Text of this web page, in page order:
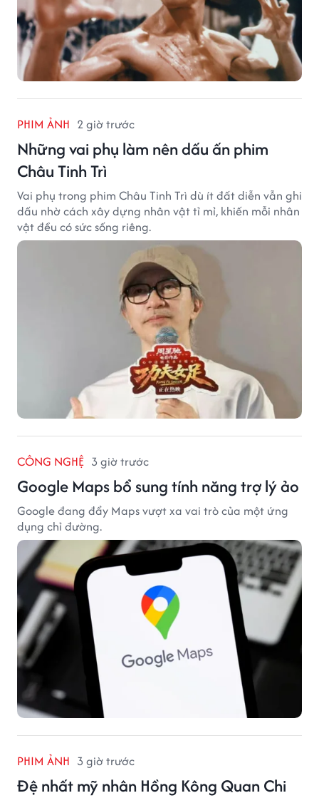
PHIM ẢNH 2 giờ trước
Những vai phụ làm nên dấu ấn phim
Châu Tinh Trì
Vai phụ trong phim Châu Tinh Trì dù ít đất diễn vẫn ghi
dấu nhờ cách xây dựng nhân vật tỉ mỉ, khiến mỗi nhân
vật đều có sức sống riêng.
CÔNG NGHỆ 3 giờ trước
Google Maps bổ sung tính năng trợ lý ảo
Google đang đẩy Maps vượt xa vai trò của một ứng
dụng chỉ đường.
PHIM ẢNH 3 giờ trước
Đệ nhất mỹ nhân Hồng Kông Quan Chi